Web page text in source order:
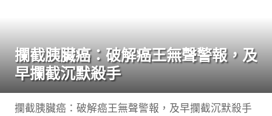
攔截胰臟癌：破解癌王無聲警報，及
早攔截沉默殺手
攔截胰臟癌：破解癌王無聲警報，及早攔截沉默殺手